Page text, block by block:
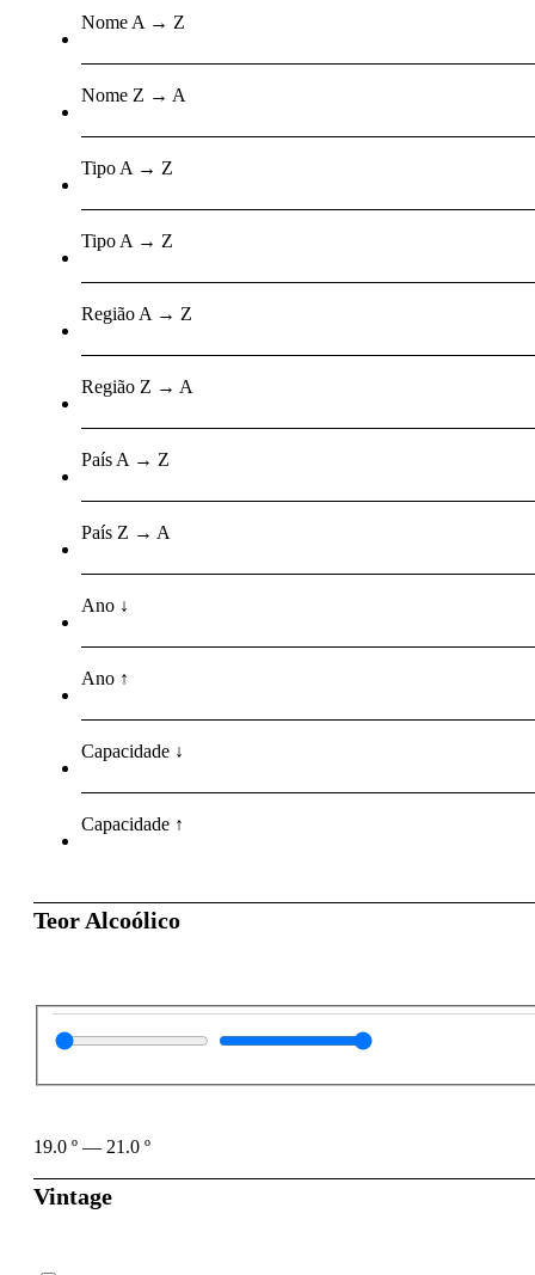
Nome A → Z
Nome Z → A
Tipo A → Z
Tipo A → Z
Região A → Z
Região Z → A
País A → Z
País Z → A
Ano ↓
Ano ↑
Capacidade ↓
Capacidade ↑
Teor Alcoólico
19.0 º — 21.0 º
Vintage